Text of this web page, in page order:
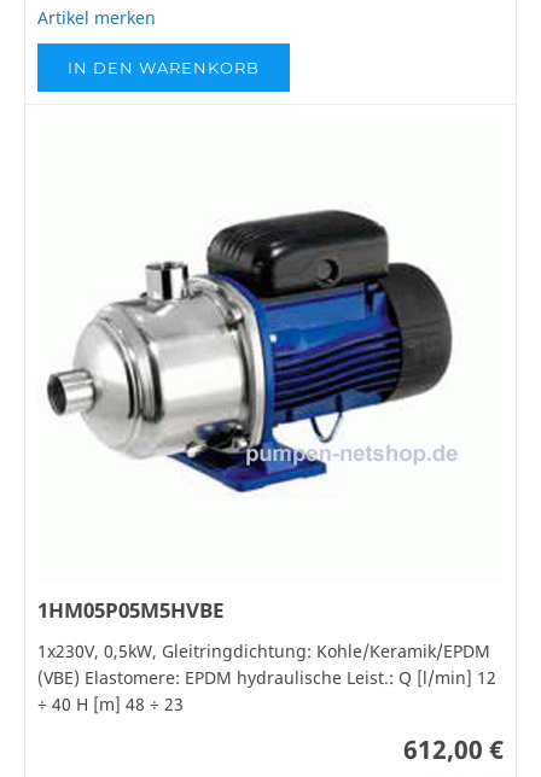
Artikel merken
IN DEN WARENKORB
1HM05P05M5HVBE
1x230V, 0,5kW, Gleitringdichtung: Kohle/Keramik/EPDM
(VBE) Elastomere: EPDM hydraulische Leist.: Q [l/min] 12
÷ 40 H [m] 48 ÷ 23
612,00 €